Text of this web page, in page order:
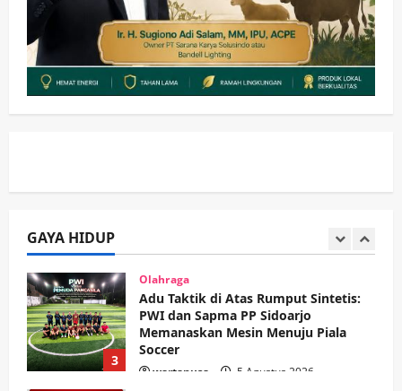
GAYA HIDUP
1 wartanusa 8 Agustus 2026
Kesehatan Pembangunan
Pemerintahan
PANAS! Kalah Tender Proyek RSUD
Sibar Rp 9,9 M, Beranikah CV Tiga
Anugerah Utama Pertaruhkan
3
wartanusa 5 Agustus 2026
4
Ekonomi
HOT NEWS: Ribuan Warga Wage
Tumplek Blek di Bazar Rakyat Jalan
Jambu, Borong Kuliner UMKM Sambil
Nonton Jaranan!
wartanusa 4 Agustus 2026